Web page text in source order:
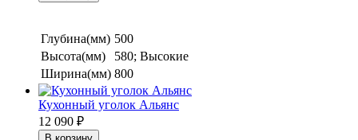
Глубина(мм) 500
Высота(мм)
580; Высокие
Ширина(мм) 800
Кухонный уголок Альянс
12 090 ₽